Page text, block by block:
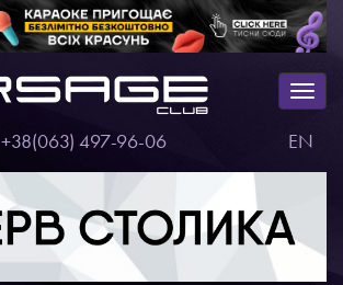
+38(063) 497-96-06
EN